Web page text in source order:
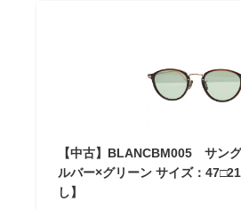
【中古】BLANCBM005 サン
ルバー×グリーン サイズ：
し】